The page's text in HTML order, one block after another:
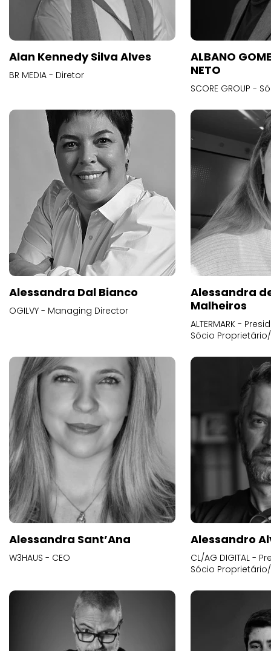
Alan Kennedy Silva Alves
BR MEDIA - Diretor
ALBANO
NETO
SCORE GROUP -
Alessandra Dal Bianco
OGILVY - Managing Director
Alessandra
Malheiros
ALTERMARK -
Sócio
Alessandra Sant’Ana
W3HAUS - CEO
Alessandro
CL/AG DIGITAL -
Sócio